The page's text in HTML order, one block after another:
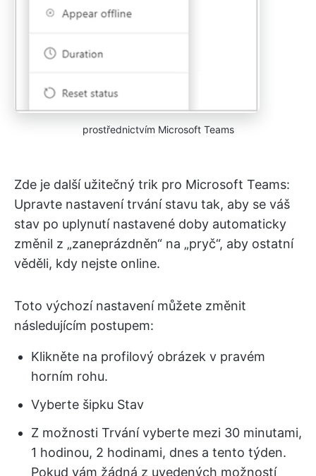
prostřednictvím Microsoft Teams
Zde je další užitečný trik pro Microsoft Teams:
Upravte nastavení trvání stavu tak, aby se váš
stav po uplynutí nastavené doby automaticky
změnil z „zaneprázdněn“ na „pryč“, aby ostatní
věděli, kdy nejste online.
Toto výchozí nastavení můžete změnit
následujícím postupem:
Klikněte na profilový obrázek v pravém
horním rohu.
Vyberte šipku Stav
Z možnosti Trvání vyberte mezi 30 minutami,
1 hodinou, 2 hodinami, dnes a tento týden.
Pokud vám žádná z uvedených možností